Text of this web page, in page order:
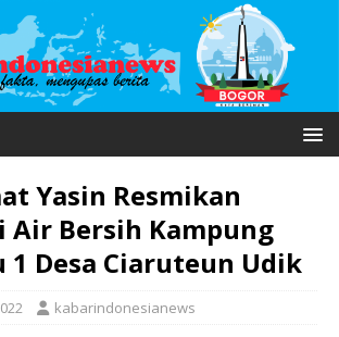
Yasin Resmikan
Air Bersih Kampung
1 Desa Ciaruteun Udik
kabarindonesianews